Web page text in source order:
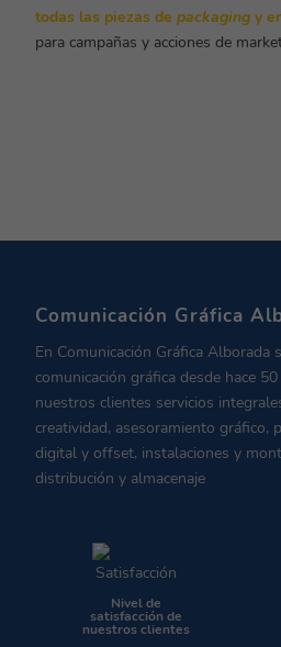
todas las piezas depackaging y
para campañas y acciones de
Comunicación Gráfica
En Comunicación Gráfica Alborada
comunicación gráfica desde hace
nuestros clientes servicios
creatividad, asesoramiento gráfico,
digital y offset, instalaciones y
distribución y almacenaje
Nivel de
satisfacción de
nuestros clientes